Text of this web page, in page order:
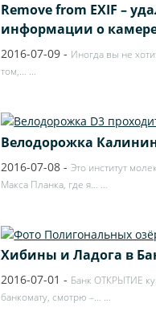
Remove from EXIF –
информации о
2016-07-09 - Иногда вы не
том,… …
Велодорожка
2016-07-08 - Это институт
Макса Планка, где я…
Хибины и Ладога в
2016-07-01 - Банк ОТКРЫТИЕ
банкомату, смотрю –… …